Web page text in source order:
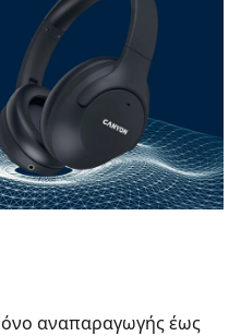
αναπαραγωγής έως